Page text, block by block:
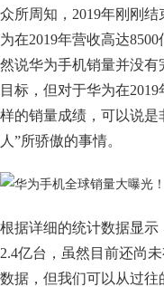
众所周知，2019年刚刚
为在2019年营收高达
然说华为手机销量并没有
目标，但对于华为在
样的销量成绩，可以说是
人”所骄傲的事情。
根据详细的统计数据显示
2.4亿台，虽然目前还尚
数据，但我们可以从过往